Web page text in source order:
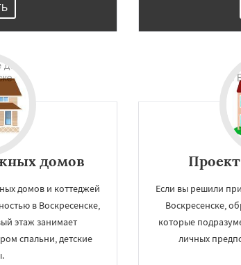
домов
домов и коттеджей
в Воскресенске,
этаж занимает
спальни, детские
Если вы решили
Воскресенске,
которые
личных